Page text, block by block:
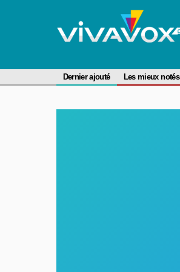
Dernier ajouté Les mieux notés